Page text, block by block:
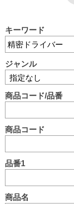
キーワード
ジャンル
商品コード/品番
商品コード
品番1
商品名